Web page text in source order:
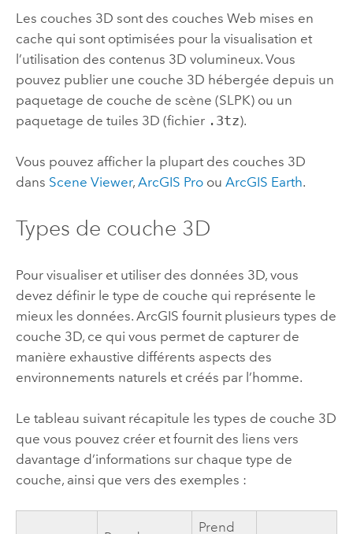
Les couches 3D sont des couches Web mises en
cache qui sont optimisées pour la visualisation et
l’utilisation des contenus 3D volumineux. Vous
pouvez publier une couche 3D hébergée depuis un
paquetage de couche de scène (SLPK) ou un
paquetage de tuiles 3D (fichier .3tz).
Vous pouvez afficher la plupart des couches 3D
dans Scene Viewer, ArcGIS Proou ArcGIS Earth.
Types de couche 3D
Pour visualiser et utiliser des données 3D, vous
devez définir le type de couche qui représente le
mieux les données. ArcGIS fournit plusieurs types de
couche 3D, ce qui vous permet de capturer de
manière exhaustive différents aspects des
environnements naturels et créés par l’homme.
Le tableau suivant récapitule les types de couche 3D
que vous pouvez créer et fournit des liens vers
davantage d’informations sur chaque type de
couche, ainsi que vers des exemples :
Prend